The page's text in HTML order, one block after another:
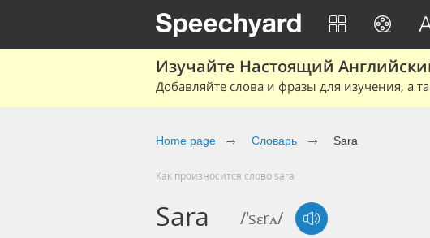
Изучайте Настоящий
Добавляйте слова и фразы для изучения, а
Home page Словарь Sara
Как произносится слово sara
Sara /'sɛrʌ/